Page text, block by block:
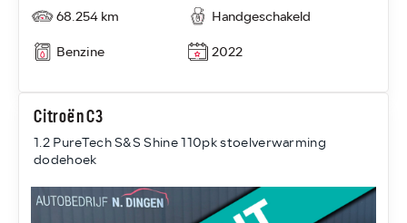
68.254 km
Handgeschakeld
Benzine
2022
Citroën C3
1.2 PureTech S&S Shine 110pk stoelverwarming
dodehoek